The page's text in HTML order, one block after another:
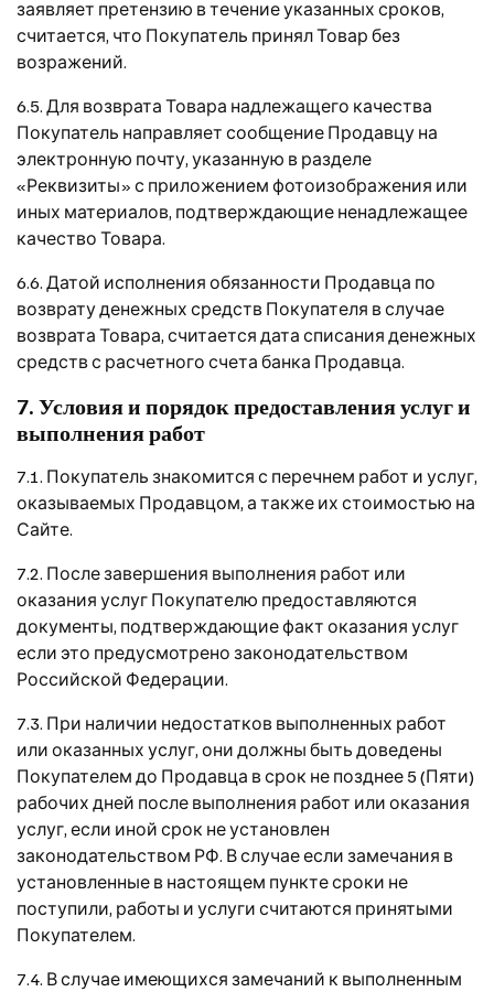
заявляет претензию в течение указанных сроков,
считается, что Покупатель принял Товар без
возражений.
6.5. Для возврата Товара надлежащего качества
Покупатель направляет сообщение Продавцу на
электронную почту, указанную в разделе
«Реквизиты» с приложением фотоизображения или
иных материалов, подтверждающие ненадлежащее
качество Товара.
6.6. Датой исполнения обязанности Продавца по
возврату денежных средств Покупателя в случае
возврата Товара, считается дата списания денежных
средств с расчетного счета банка Продавца.
7. Условия и порядок предоставления услуг и
выполнения работ
7.1. Покупатель знакомится с перечнем работ и услуг,
оказываемых Продавцом, а также их стоимостью на
Сайте.
7.2. После завершения выполнения работ или
оказания услуг Покупателю предоставляются
документы, подтверждающие факт оказания услуг
если это предусмотрено законодательством
Российской Федерации.
7.3. При наличии недостатков выполненных работ
или оказанных услуг, они должны быть доведены
Покупателем до Продавца в срок не позднее 5 (Пяти)
рабочих дней после выполнения работ или оказания
услуг, если иной срок не установлен
законодательством РФ. В случае если замечания в
установленные в настоящем пункте сроки не
поступили, работы и услуги считаются принятыми
Покупателем.
7.4. В случае имеющихся замечаний к выполненным